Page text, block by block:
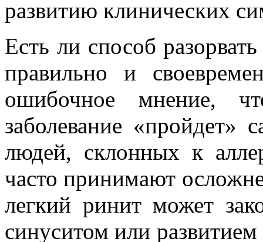
развитию клинических
Есть ли способ
правильно и
ошибочное мнение,
заболевание «пройдет»
людей, склонных к
часто принимают
легкий ринит может
синуситом или